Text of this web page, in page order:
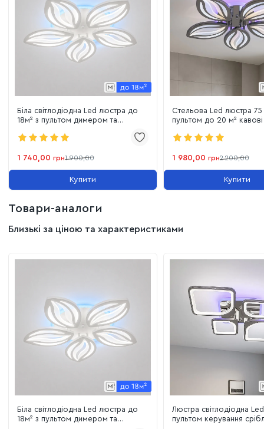
Біла світлодіодна Led люстра до
18м² з пультом димером та
3color)
1 740,00 грн1 900,00
Купити
Стельова Led люстра 75
пультом до 20 м² кавові
1 980,00 грн2 200,00
Купити
Товари-аналоги
Близькі за ціною та характеристиками
Біла світлодіодна Led люстра до
18м² з пультом димером та
Люстра світлодіодна
пультом керування